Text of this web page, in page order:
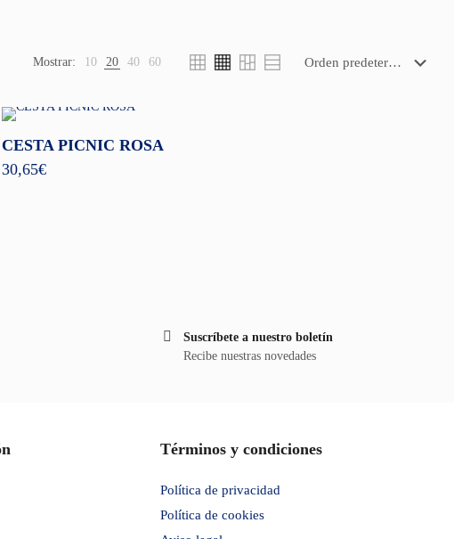
Mostrar: 10 20 40 60
CESTA PICNIC ROSA
30,65€
Suscríbete a nuestro boletín
Recibe nuestras novedades
Términos y condiciones
Política de privacidad
Política de cookies